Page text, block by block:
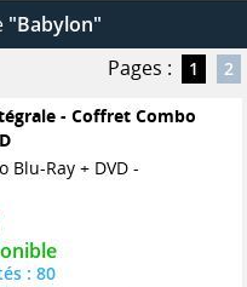
"Babylon"
Pages :
1 2
- Coffret Combo
Blu-Ray + DVD -
: 80